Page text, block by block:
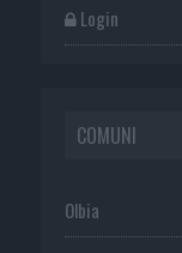
Login
COMUNI
Olbia